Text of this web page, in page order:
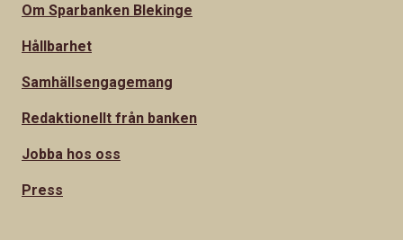
Om Sparbanken Blekinge
Hållbarhet
Samhällsengagemang
Redaktionellt från banken
Jobba hos oss
Press